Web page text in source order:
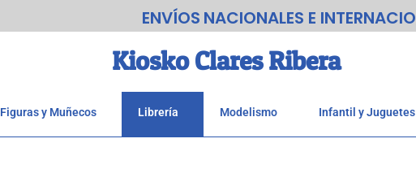
ENVÍOS .
Kiosko Clares Ribera
Figuras y Muñecos Librería Modelismo Infantil y Juguetes